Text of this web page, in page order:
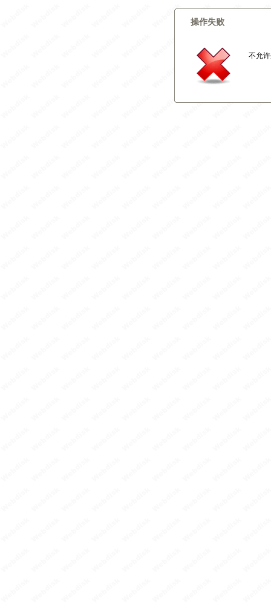
操作失败
不允